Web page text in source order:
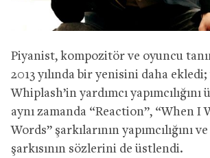
Piyanist, kompozitör ve oyuncu
2013 yılında bir yenisini daha ekledi;
Whiplash’in yardımcı
aynı zamanda “Reaction”, “When I
Words” şarkılarının yapımcılığını
şarkısının sözlerini de üstlendi.